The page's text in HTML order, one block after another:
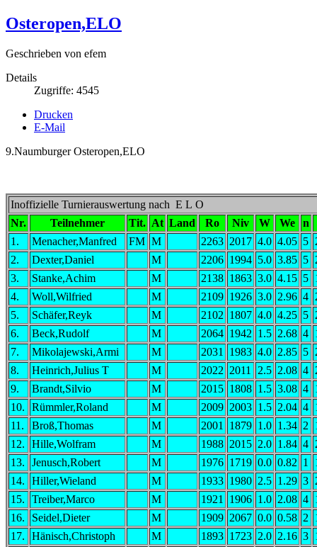
Osteropen,ELO
Geschrieben von efem
Details
Zugriffe: 4545
Drucken
E-Mail
9.Naumburger Osteropen,ELO
Inoffizielle Turnierauswertung nach E L O
Nr.
Teilnehmer Tit. At Land Ro Niv W We
n
1.
Menacher,Manfred FM M 2263 2017 4.0 4.05 5
2.
Dexter,Daniel M 2206 1994 5.0 3.85 5
3.
Stanke,Achim M 2138 1863 3.0 4.15 5
4.
Woll,Wilfried M 2109 1926 3.0 2.96 4
5.
Schäfer,Reyk M 2102 1807 4.0 4.25 5
6.
Beck,Rudolf M 2064 1942 1.5 2.68 4
7.
Mikolajewski,Armi M 2031 1983 4.0 2.85 5
8.
Heinrich,Julius T M 2022 2011 2.5 2.08 4
9.
Brandt,Silvio M 2015 1808 1.5 3.08 4
10.
Rümmler,Roland M 2009 2003 1.5 2.04 4
11.
Broß,Thomas M 2001 1879 1.0 1.34 2
12.
Hille,Wolfram M 1988 2015 2.0 1.84 4
13.
Jenusch,Robert M 1976 1719 0.0 0.82 1
14.
Hiller,Wieland M 1933 1980 2.5 1.29 3
15.
Treiber,Marco M 1921 1906 1.0 2.08 4
16.
Seidel,Dieter M 1909 2067 0.0 0.58 2
17.
Hänisch,Christoph M 1893 1723 2.0 2.16 3